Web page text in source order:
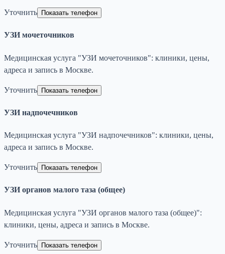
Уточнить Показать телефон
УЗИ мочеточников
Медицинская услуга "УЗИ мочеточников": клиники, цены,
адреса и запись в Москве.
Уточнить Показать телефон
УЗИ надпочечников
Медицинская услуга "УЗИ надпочечников": клиники, цены,
адреса и запись в Москве.
Уточнить Показать телефон
УЗИ органов малого таза (общее)
Медицинская услуга "УЗИ органов малого таза (общее)":
клиники, цены, адреса и запись в Москве.
Уточнить Показать телефон